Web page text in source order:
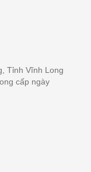
Tỉnh Vĩnh Long
cấp ngày